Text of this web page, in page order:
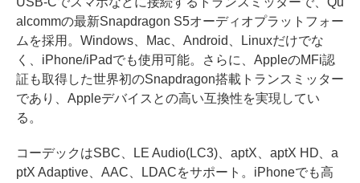
alcommの最新Snapdragon S5オーディオプラットフォー
ムを採用。Windows、Mac、Android、Linuxだけでな
く、iPhone/iPadでも使用可能。さらに、AppleのMFi認
証も取得した世界初のSnapdragon搭載トランスミッター
であり、Appleデバイスとの高い互換性を実現してい
る。
コーデックはSBC、LE Audio(LC3)、aptX、aptX HD、a
ptX Adaptive、AAC、LDACをサポート。iPhoneでも高